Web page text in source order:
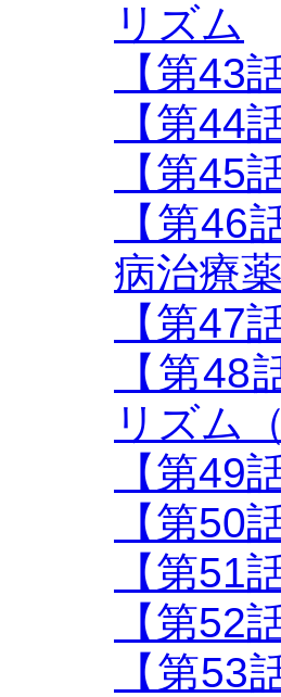
リズム
【第43
【第44
【第45
【第
病治療
【第47
【第
リズム
【第49
【第50
【第51
【第52
【第